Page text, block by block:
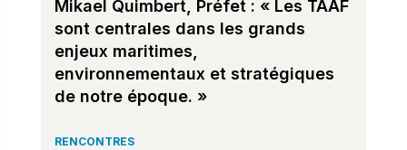
Mikael Quimbert, Préfet : « Les TAAF
sont centrales dans les grands
enjeux maritimes,
environnementaux et stratégiques
de notre époque. »
RENCONTRES